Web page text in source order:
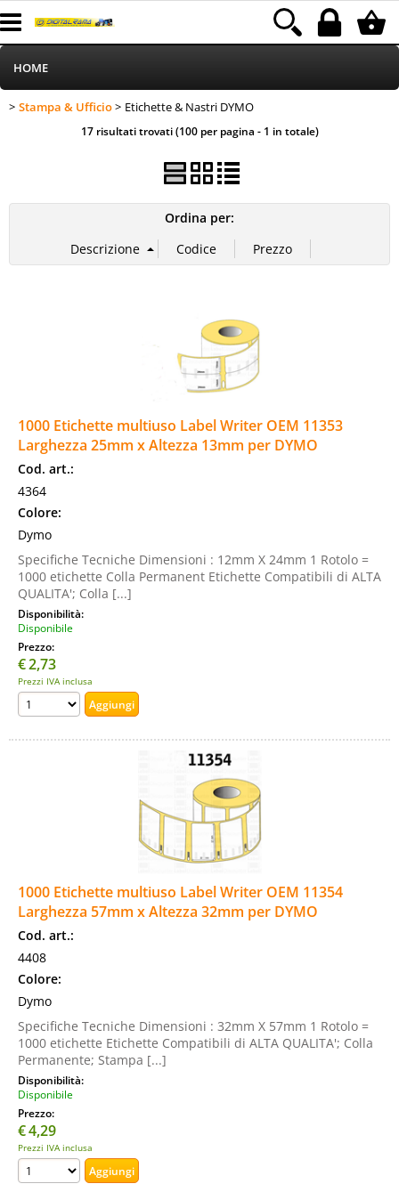
Categoria: HOME >Stampa & Ufficio> Etichette & Nastri DYMO
HOME
Informatica
Stampa
MEDIACOM
Stampa & Ufficio Etichette & Nastri DYMO
17 risultati trovati (100 per pagina - 1 in totale)
Ordina per:
1000 Etichette multiuso Label Writer OEM 11353
Larghezza 25mm x Altezza 13mm per DYMO
Cod. art.:
4364
Colore:
Dymo
Specifiche Tecniche Dimensioni : 12mm X 24mm 1 Rotolo =
1000 etichette Colla Permanent Etichette Compatibili di ALTA
QUALITA'; Colla [...]
Disponibilità:
Disponibile
Prezzo:
€2,73
Prezzi IVA inclusa
1000 Etichette multiuso Label Writer OEM 11354
Larghezza 57mm x Altezza 32mm per DYMO
Cod. art.:
4408
Colore:
Dymo
Specifiche Tecniche Dimensioni : 32mm X 57mm 1 Rotolo =
1000 etichette Etichette Compatibili di ALTA QUALITA'; Colla
Permanente; Stampa [...]
Disponibilità:
Disponibile
Prezzo:
€4,29
Prezzi IVA inclusa